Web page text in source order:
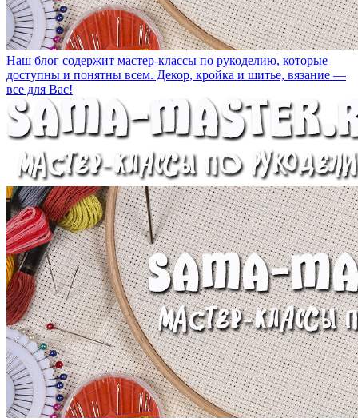
Наш блог содержит мастер-классы по рукоделию, которые
доступны и понятны всем. Декор, кройка и шитье, вязание —
все для Вас!